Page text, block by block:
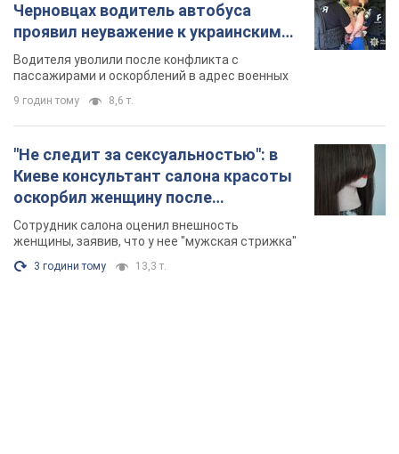
Черновцах водитель автобуса
проявил неуважение к украинским
военным и поплатился за это.
Видео
Водителя уволили после конфликта с
пассажирами и оскорблений в адрес военных
9 годин тому 8,6 т.
"Не следит за сексуальностью": в
Киеве консультант салона красоты
оскорбил женщину после
химиотерапии, разгорелся скандал.
Фото
Сотрудник салона оценил внешность
женщины, заявив, что у нее "мужская стрижка"
3 години тому 13,3 т.